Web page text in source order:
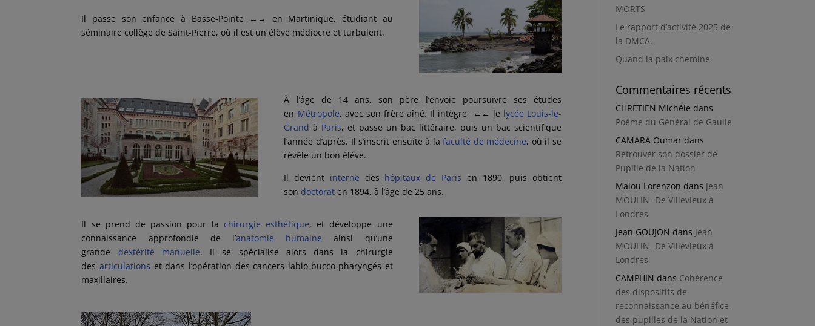
Il passe son enfance à Basse-Pointe →→
en Martinique, étudiant au
séminaire collège de Saint-Pierre, où il est un élève médiocre et turbulent.
À l’âge de 14 ans, son père l’envoie poursuivre ses études
en Métropole, avec son frère aîné. Il intègre ←← le lycée Louis-le-
Grand à Paris, et passe un bac littéraire, puis un bac scientifique
l’année d’après. Il s’inscrit ensuite à lafaculté de médecine, où il se
révèle un bon élève.
Il devient interne des hôpitaux de Paris en 1890, puis obtient
son doctorat en 1894, à l’âge de 25 ans.
Il se prend de passion pour la chirurgie esthétique, et développe une
connaissance approfondie de l’anatomie humaine ainsi qu’une
grande dextérité manuelle. Il se spécialise alors dans la chirurgie
desarticulations et dans l’opération des cancers labio-bucco-pharyngés et
maxillaires.
MORTS
Le rapport d’activité 2025 de
la DMCA.
Quand la paix chemine
Commentaires récents
CHRETIEN Michèle dans
Poème du Général de Gaulle
CAMARA Oumar dans
Retrouver son dossier de
Pupille de la Nation
Malou Lorenzon dans Jean
MOULIN -De Villevieux à
Londres
Jean GOUJON dans Jean
MOULIN -De Villevieux à
Londres
CAMPHIN dans Cohérence
des dispositifs de
reconnaissance au bénéfice
des pupilles de la Nation et